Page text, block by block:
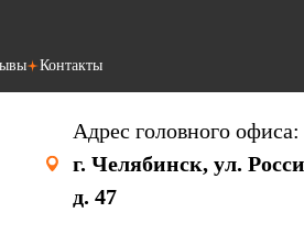
Контакты
Адрес головного офиса:
г. Челябинск, ул.
д. 47